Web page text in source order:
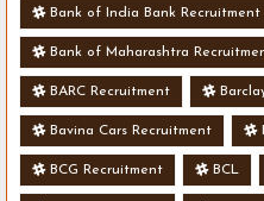
Bank of India Bank Recruitment
Bank of Maharashtra
BARC Recruitment
Bavina Cars Recruitment
BCG Recruitment BCL